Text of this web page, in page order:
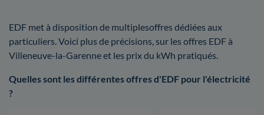
EDF met à disposition de multiplesoffres dédiées aux
particuliers. Voici plus de précisions, sur les offres EDF à
Villeneuve-la-Garenne et les prix du kWh pratiqués.
Quelles sont les différentes offres d'EDF pour l'électricité
?